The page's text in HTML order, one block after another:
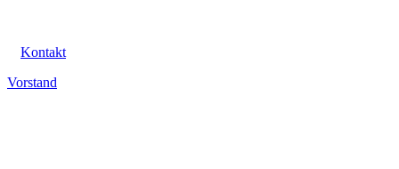
Kontakt
Vorstand